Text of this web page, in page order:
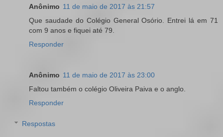
Anônimo 11 de maio de 2017 às 21:57
Que saudade do Colégio General Osório. Entrei lá em 71
com 9 anos e fiquei até 79.
Responder
Anônimo 11 de maio de 2017 às 23:00
Faltou também o colégio Oliveira Paiva e o anglo.
Responder
Respostas